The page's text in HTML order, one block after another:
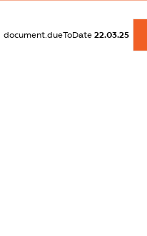
document.dueToDate 22.03.25